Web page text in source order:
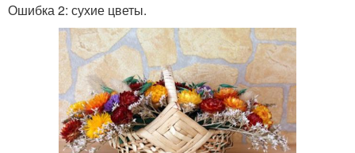
Ошибка 2: сухие цветы.